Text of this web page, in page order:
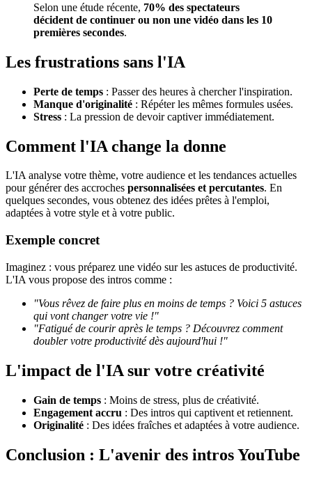
Selon une étude récente, 70% des spectateurs
décident de continuer ou non une vidéo dans les 10
premières secondes.
Les frustrations sans l'IA
Perte de temps : Passer des heures à chercher l'inspiration.
Manque d'originalité : Répéter les mêmes formules usées.
Stress : La pression de devoir captiver immédiatement.
Comment l'IA change la donne
L'IA analyse votre thème, votre audience et les tendances actuelles
pour générer des accroches personnalisées et percutantes. En
quelques secondes, vous obtenez des idées prêtes à l'emploi,
adaptées à votre style et à votre public.
Exemple concret
Imaginez : vous préparez une vidéo sur les astuces de productivité.
L'IA vous propose des intros comme :
"Vous rêvez de faire plus en moins de temps ? Voici 5 astuces
qui vont changer votre vie !"
"Fatigué de courir après le temps ? Découvrez comment
doubler votre productivité dès aujourd'hui !"
L'impact de l'IA sur votre créativité
Gain de temps : Moins de stress, plus de créativité.
Engagement accru : Des intros qui captivent et retiennent.
Originalité : Des idées fraîches et adaptées à votre audience.
Conclusion : L'avenir des intros YouTube